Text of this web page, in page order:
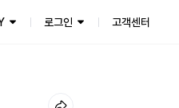
로그인 고객센터